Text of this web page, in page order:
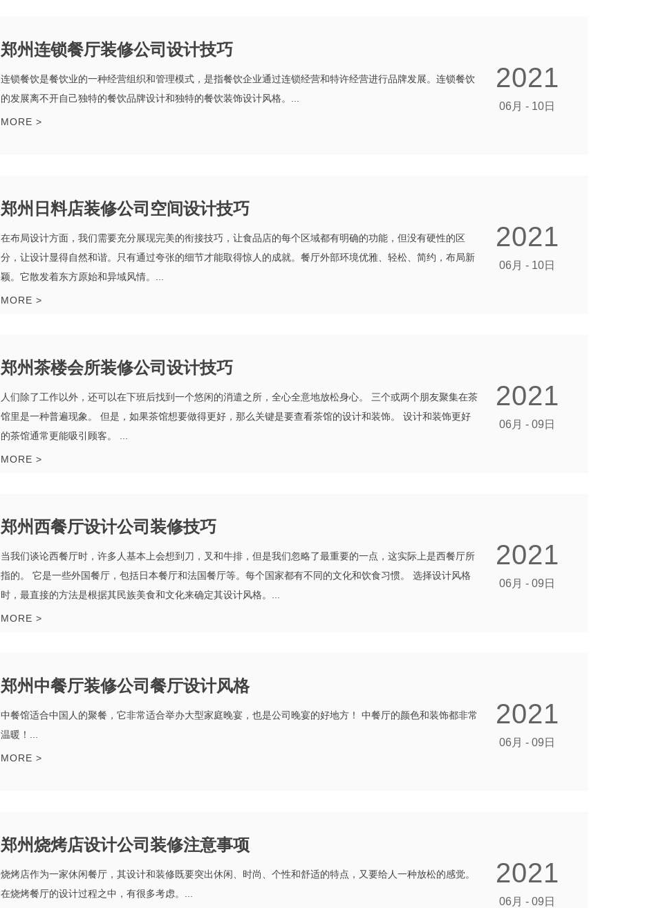
郑州连锁餐厅装修公司设计技巧
连锁餐饮是餐饮业的一种经营组织和管理模式，是指餐饮企业通过连锁经营和特许经营进行品牌发展。连锁餐饮
的发展离不开自己独特的餐饮品牌设计和独特的餐饮装饰设计风格。...
MORE >
2021
06月 - 10日
郑州日料店装修公司空间设计技巧
在布局设计方面，我们需要充分展现完美的衔接技巧，让食品店的每个区域都有明确的功能，但没有硬性的区
分，让设计显得自然和谐。只有通过夸张的细节才能取得惊人的成就。餐厅外部环境优雅、轻松、简约，布局新
颖。它散发着东方原始和异域风情。...
MORE >
2021
06月 - 10日
郑州茶楼会所装修公司设计技巧
人们除了工作以外，还可以在下班后找到一个悠闲的消遣之所，全心全意地放松身心。 三个或两个朋友聚集在茶
馆里是一种普遍现象。 但是，如果茶馆想要做得更好，那么关键是要查看茶馆的设计和装饰。 设计和装饰更好
的茶馆通常更能吸引顾客。 ...
MORE >
2021
06月 - 09日
郑州西餐厅设计公司装修技巧
当我们谈论西餐厅时，许多人基本上会想到刀，叉和牛排，但是我们忽略了最重要的一点，这实际上是西餐厅所
指的。 它是一些外国餐厅，包括日本餐厅和法国餐厅等。每个国家都有不同的文化和饮食习惯。 选择设计风格
时，最直接的方法是根据其民族美食和文化来确定其设计风格。...
MORE >
2021
06月 - 09日
郑州中餐厅装修公司餐厅设计风格
中餐馆适合中国人的聚餐，它非常适合举办大型家庭晚宴，也是公司晚宴的好地方！ 中餐厅的颜色和装饰都非常
温暖！...
MORE >
2021
06月 - 09日
郑州烧烤店设计公司装修注意事项
烧烤店作为一家休闲餐厅，其设计和装修既要突出休闲、时尚、个性和舒适的特点，又要给人一种放松的感觉。
在烧烤餐厅的设计过程之中，有很多考虑。...
2021
06月 - 09日